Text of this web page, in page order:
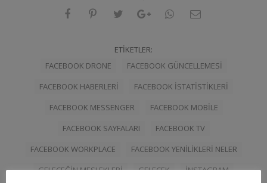
ETIKETLER:
FACEBOOK DRONE
FACEBOOK GÜNCELLEMESI
FACEBOOK HABERLERI
FACEBOOK ISTATISTIKLERI
FACEBOOK MESSENGER
FACEBOOK MOBILE
FACEBOOK SAYFALARI
FACEBOOK TV
FACEBOOK WORKPLACE
FACEBOOK YENILIKLERI NELER
GELECEĞIN MESLEKLERI
GELECEK
INSTAGRAM